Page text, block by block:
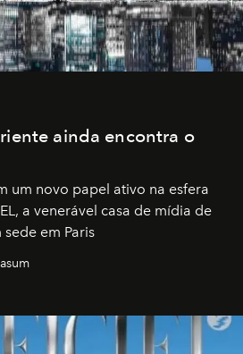
ainda encontra o
um novo papel ativo na esfera
a venerável casa de mídia de
em Paris